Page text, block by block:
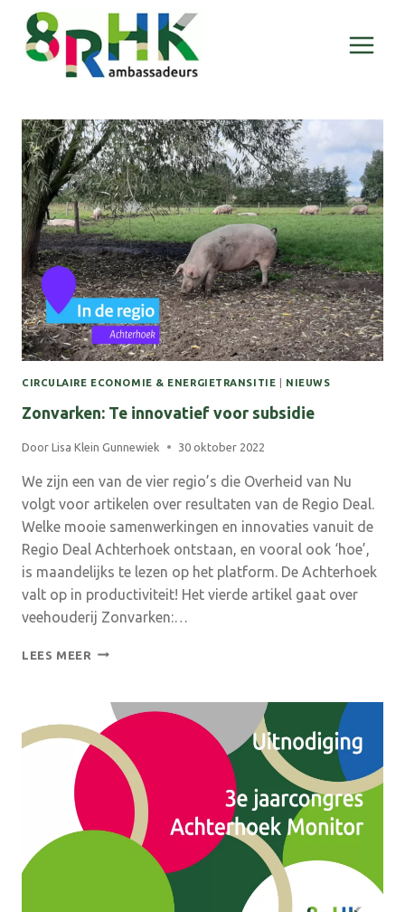
Doorgaan
naar
inhoud
CIRCULAIRE ECONOMIE & ENERGIETRANSITIE NIEUWS
Zonvarken: Te innovatief voor subsidie
Door Lisa Klein Gunnewiek 30 oktober 2022
We zijn een van de vier regio’s die Overheid van Nu
volgt voor artikelen over resultaten van de Regio Deal.
Welke mooie samenwerkingen en innovaties vanuit de
Regio Deal Achterhoek ontstaan, en vooral ook ‘hoe’,
is maandelijks te lezen op het platform. De Achterhoek
valt op in productiviteit! Het vierde artikel gaat over
veehouderij Zonvarken:…
LEES MEER ZONVARKEN:
VOOR
SUBSIDIE